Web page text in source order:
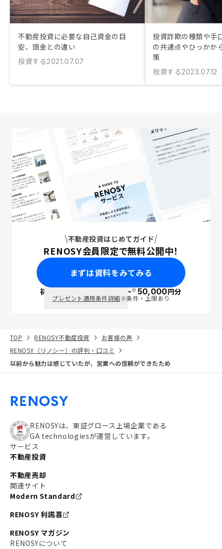
不動産投資に必要な自己資金の目
安、頭金との違い
投資する2021.07.07
投資詐欺の種類や手
の共通点やひっかか
策
投資する2023.07.12
不動産投資はじめてガイド
RENOSY会員限定で無料公開中！
まずは資料をみてみる
初回面談で ポイント※50,000円分
プレゼント適用条件詳細※条件・上限あり
TOP RENOSY不動産投資
お客様の声
RENOSY（リノシー）の評判・口コミ
以前から魅力は感じていたが、営業への信頼ができたため
RENOSYは、東証グロース上場企業である
GA technologiesが運営しています。
サービス
不動産投資
不動産売却
関連サイト
Modern Standard
RENOSY 利諾喜
RENOSY マガジン
RENOSYについて